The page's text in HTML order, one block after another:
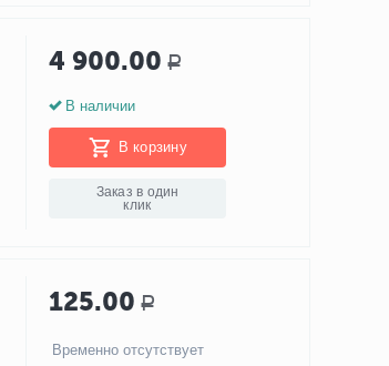
4 900.00 Р
В наличии
В корзину
Заказ в один
клик
125.00 Р
Временно отсутствует